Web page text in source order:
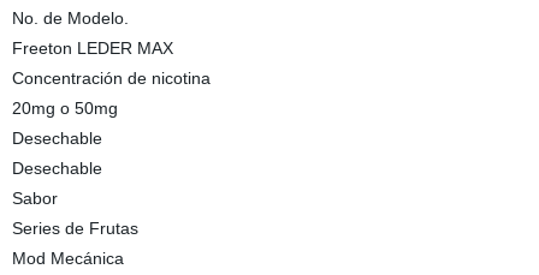
No. de Modelo.
Freeton LEDER MAX
Concentración de nicotina
20mg o 50mg
Desechable
Desechable
Sabor
Series de Frutas
Mod Mecánica